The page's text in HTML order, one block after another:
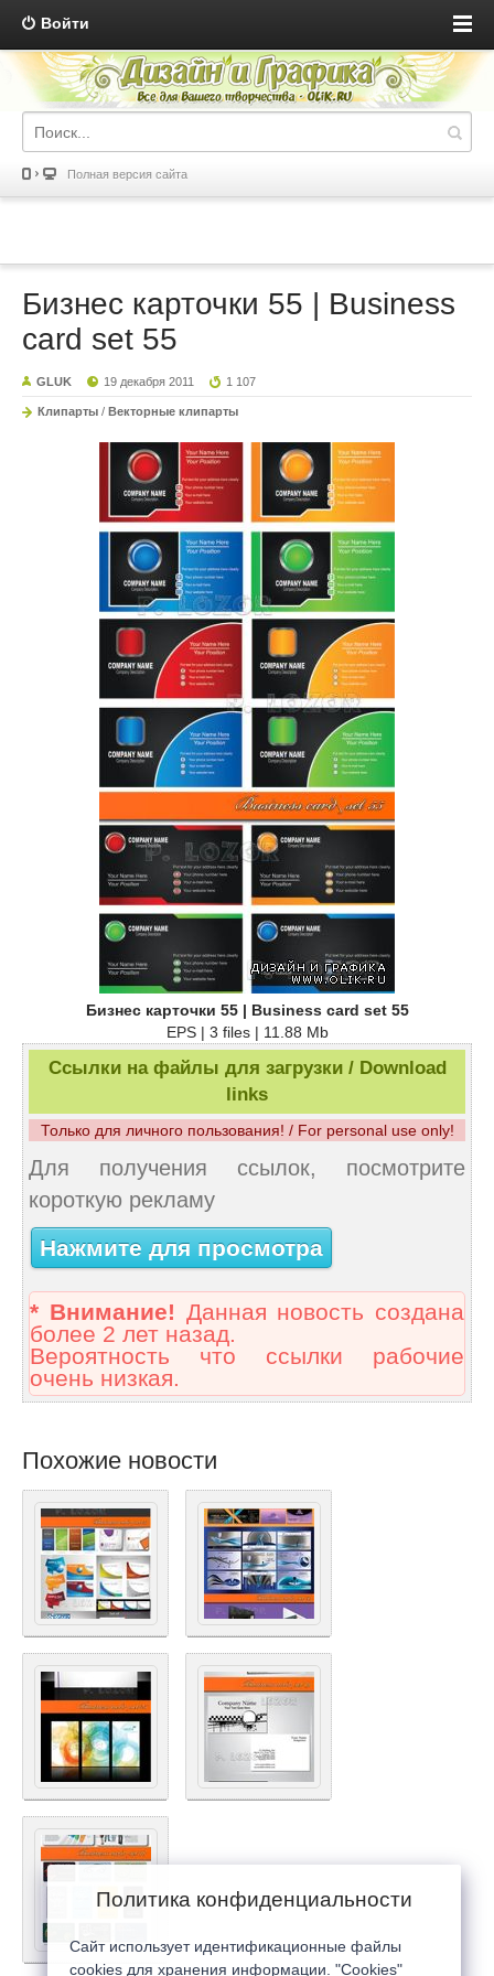
Войти
Полная версия сайта
Бизнес карточки 55 | Business
card set 55
GLUK 19 декабря 2011 1 107
Клипарты / Векторные клипарты
Бизнес карточки 55 | Business card set 55
EPS | 3 files | 11.88 Mb
Ссылки на файлы для загрузки / Download
links
Только для личного пользования! / For personal use only!
Для получения ссылок, посмотрите
короткую рекламу
Нажмите для просмотра
* Внимание! Данная новость создана
более 2 лет назад.
Вероятность что ссылки рабочие
очень низкая.
Похожие новости
Политика конфиденциальности
Сайт использует идентификационные файлы
cookies для хранения информации. "Cookies"